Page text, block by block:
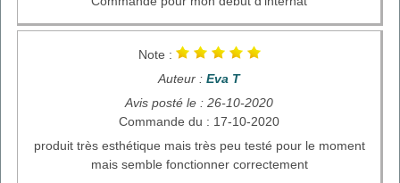
Note :
Auteur : Eva T
Avis posté le : 26-10-2020
Commande du : 17-10-2020
produit très esthétique mais très peu testé pour le moment
mais semble fonctionner correctement